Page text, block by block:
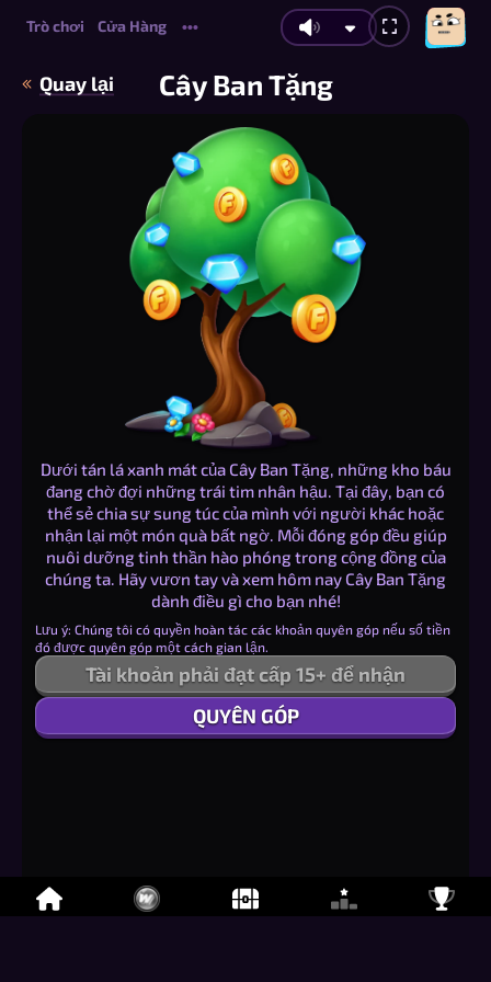
Trò chơi Cửa Hàng •••
Quay lại Cây Ban Tặng
Dưới tán lá xanh mát của Cây Ban Tặng, những kho báu
đang chờ đợi những trái tim nhân hậu. Tại đây, bạn có
thể sẻ chia sự sung túc của mình với người khác hoặc
nhận lại một món quà bất ngờ. Mỗi đóng góp đều giúp
nuôi dưỡng tinh thần hào phóng trong cộng đồng của
chúng ta. Hãy vươn tay và xem hôm nay Cây Ban Tặng
dành điều gì cho bạn nhé!
Lưu ý: Chúng tôi có quyền hoàn tác các khoản quyên góp nếu số tiền
đó được quyên góp một cách gian lận.
Tài khoản phải đạt cấp 15+ để nhận
QUYÊN GÓP